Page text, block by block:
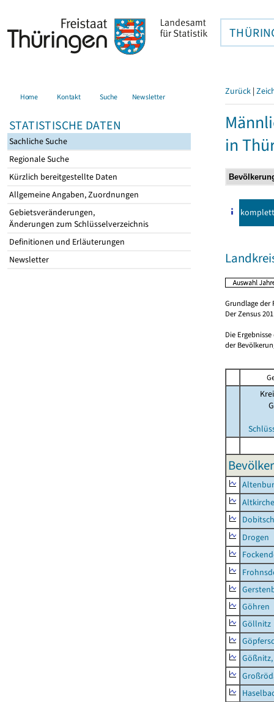
Home Kontakt Suche Newsletter
STATISTISCHE DATEN
Sachliche Suche
Regionale Suche
Kürzlich bereitgestellte Daten
Allgemeine Angaben, Zuordnungen
Gebietsveränderungen,
Änderungen zum Schlüsselverzeichnis
Definitionen und Erläuterungen
Newsletter
Zurück |
in
komplett
Grundlage der
Der Zensus
Die
der
Drogen
Göhren
Göllnitz